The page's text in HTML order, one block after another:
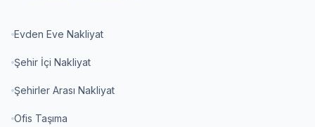
Evden Eve Nakliyat
Şehir İçi Nakliyat
Şehirler Arası Nakliyat
Ofis Taşıma